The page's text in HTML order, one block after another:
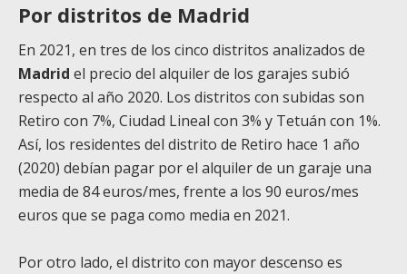
Por distritos de Madrid
En 2021, en tres de los cinco distritos analizados de
Madrid el precio del alquiler de los garajes subió
respecto al año 2020. Los distritos con subidas son
Retiro con 7%, Ciudad Lineal con 3% y Tetuán con 1%.
Así, los residentes del distrito de Retiro hace 1 año
(2020) debían pagar por el alquiler de un garaje una
media de 84 euros/mes, frente a los 90 euros/mes
euros que se paga como media en 2021.
Por otro lado, el distrito con mayor descenso es